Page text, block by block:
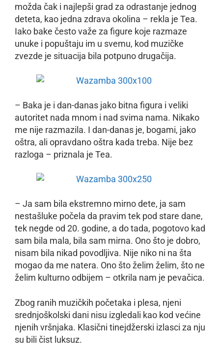
možda čak i najlepši grad za odrastanje jednog
deteta, kao jedna zdrava okolina – rekla je Tea.
Iako bake često važe za figure koje razmaze
unuke i popuštaju im u svemu, kod muzičke
zvezde je situacija bila potpuno drugačija.
– Baka je i dan-danas jako bitna figura i veliki
autoritet nada mnom i nad svima nama. Nikako
me nije razmazila. I dan-danas je, bogami, jako
oštra, ali opravdano oštra kada treba. Nije bez
razloga – priznala je Tea.
– Ja sam bila ekstremno mirno dete, ja sam
nestašluke počela da pravim tek pod stare dane,
tek negde od 20. godine, a do tada, pogotovo kad
sam bila mala, bila sam mirna. Ono što je dobro,
nisam bila nikad povodljiva. Nije niko ni na šta
mogao da me natera. Ono što želim želim, što ne
želim kulturno odbijem – otkrila nam je pevačica.
Zbog ranih muzičkih početaka i plesa, njeni
srednjoškolski dani nisu izgledali kao kod većine
njenih vršnjaka. Klasični tinejdžerski izlasci za nju
su bili čist luksuz.